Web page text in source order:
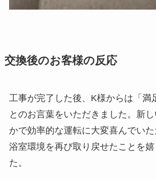
交換後のお客様の反応
工事が完了した後、K様からは「満
とのお言葉をいただきました。新
かで効率的な運転に大変喜んでい
浴室環境を再び取り戻せたことを
た。